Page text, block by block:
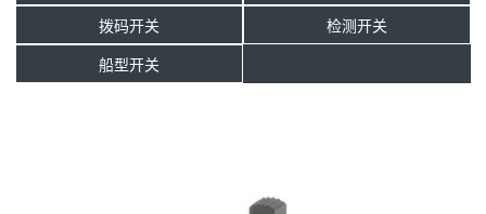
拨码开关
检测开关
船型开关